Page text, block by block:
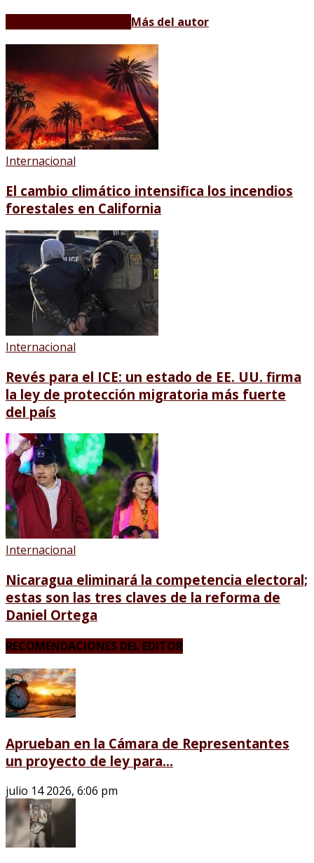
Más del autor
Internacional
El cambio climático intensifica los incendios
forestales en California
Internacional
Revés para el ICE: un estado de EE. UU. firma
la ley de protección migratoria más fuerte
del país
Internacional
Nicaragua eliminará la competencia electoral;
estas son las tres claves de la reforma de
Daniel Ortega
RECOMENDACIONES DEL EDITOR
Aprueban en la Cámara de Representantes
un proyecto de ley para...
julio 14 2026, 6:06 pm